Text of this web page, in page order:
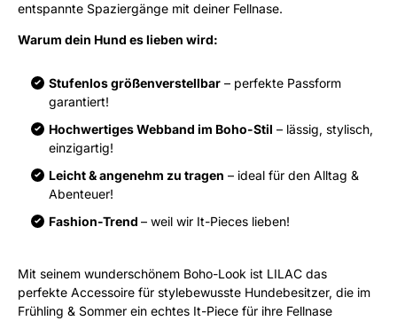
entspannte Spaziergänge mit deiner Fellnase.
Warum dein Hund es lieben wird:
Stufenlos größenverstellbar – perfekte Passform
garantiert!
Hochwertiges Webband im Boho-Stil – lässig, stylisch,
einzigartig!
Leicht & angenehm zu tragen – ideal für den Alltag &
Abenteuer!
Fashion-Trend – weil wir It-Pieces lieben!
Mit seinem wunderschönem Boho-Look ist LILAC das
perfekte Accessoire für stylebewusste Hundebesitzer, die im
Frühling & Sommer ein echtes It-Piece für ihre Fellnase